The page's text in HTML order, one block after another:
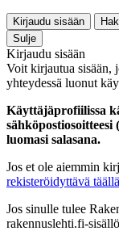
Kirjaudu sisään
Sulje
Kirjaudu sisään
Voit kirjautua sisään,
yhteydessä luonut
Käyttäjäprofiilissa
luomasi salasana.
Jos et ole aiemmin
rekisteröidyttävä täällä
Jos sinulle tulee
rakennuslehti.fi-